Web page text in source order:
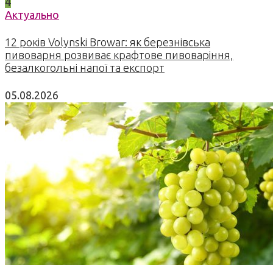
Актуально
12 років Volynski Browar: як березнівська
пивоварня розвиває крафтове пивоваріння,
безалкогольні напої та експорт
05.08.2026